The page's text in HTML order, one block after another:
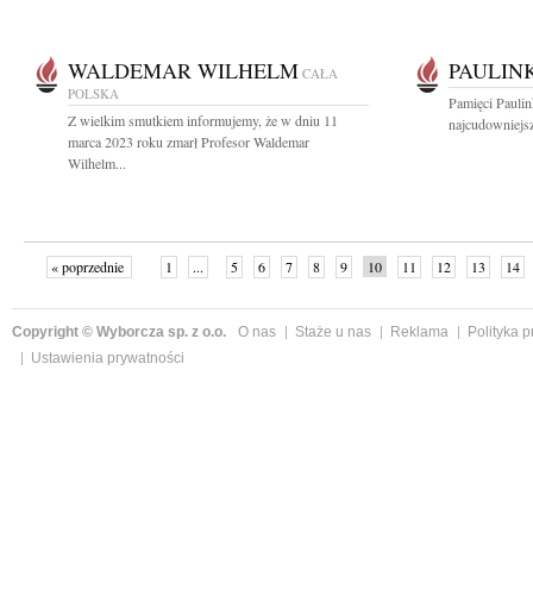
WALDEMAR WILHELM CAŁA
POLSKA
Z wielkim smutkiem informujemy, że w dniu 11
marca 2023 roku zmarł Profesor Waldemar
Wilhelm...
Pamięci
« poprzednie 1 ... 5 6 7 8 9 10 11 12 13 14
Copyright © Wyborcza sp. z o.o. O nas Staże u nas Reklama
Polityka
Ustawienia prywatności